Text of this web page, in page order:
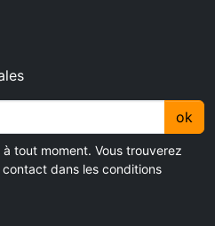
ok
tout moment. Vous trouverez
dans les conditions